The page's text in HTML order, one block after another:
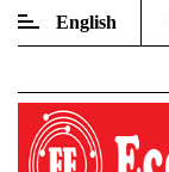
English